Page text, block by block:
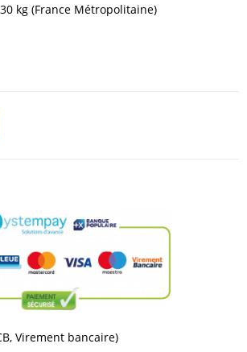
kg (France Métropolitaine)
Virement bancaire)